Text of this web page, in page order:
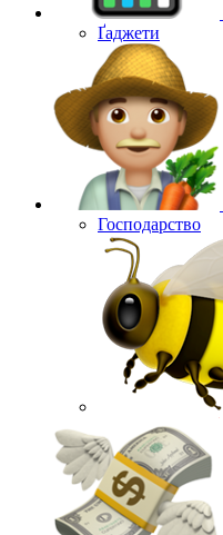
Ґаджети
Господарство